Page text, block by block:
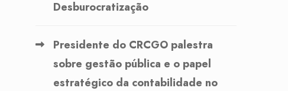
Desburocratização
Presidente do CRCGO palestra
sobre gestão pública e o papel
estratégico da contabilidade no